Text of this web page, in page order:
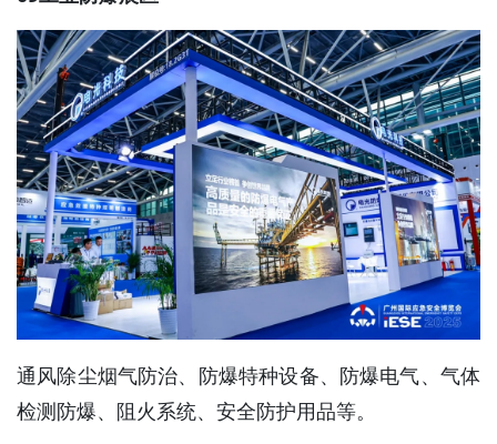
通风除尘烟气防治、防爆特种设备、防爆电气、气体
检测防爆、阻火系统、安全防护用品等。